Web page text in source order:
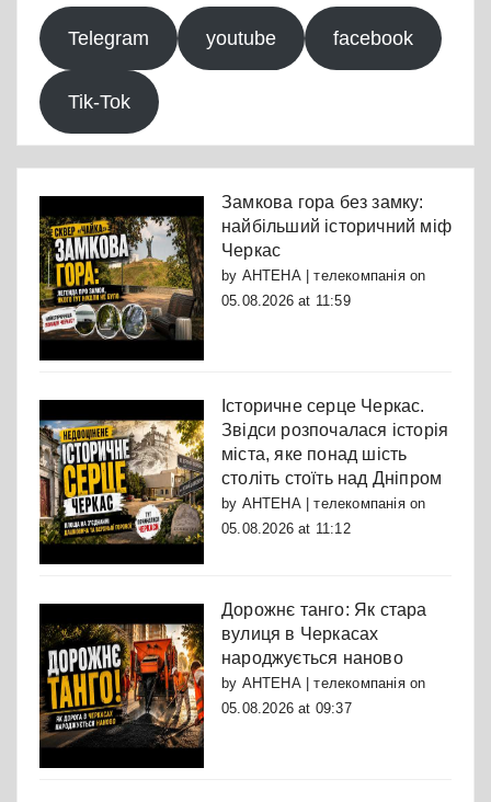
Telegram youtube facebook
Tik-Tok
Замкова гора без замку:
найбільший історичний міф
Черкас
by АНТЕНА | телекомпаніяon
05.08.2026 at 11:59
Історичне серце Черкас.
Звідси розпочалася історія
міста, яке понад шість
століть стоїть над Дніпром
by АНТЕНА | телекомпаніяon
05.08.2026 at 11:12
Дорожнє танго: Як стара
вулиця в Черкасах
народжується наново
by АНТЕНА | телекомпаніяon
05.08.2026 at 09:37